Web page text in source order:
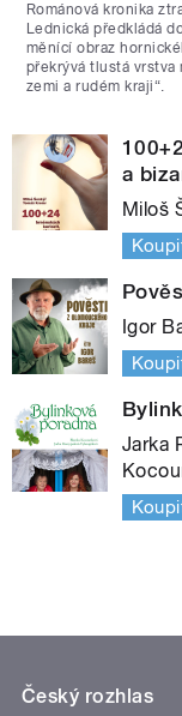
Románová kronika
Lednická předkládá
měnící obraz
překrývá tlustá vrstva
zemi a rudém kraji“.
a
Miloš
Igor
Jarka
Český rozhlas